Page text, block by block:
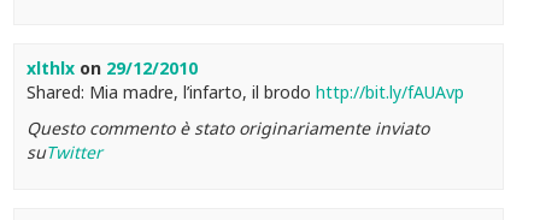
xlthlxon 29/12/2010
Shared: Mia madre, l’infarto, il brodo http://bit.ly/fAUAvp
Questo commento è stato originariamente inviato
suTwitter